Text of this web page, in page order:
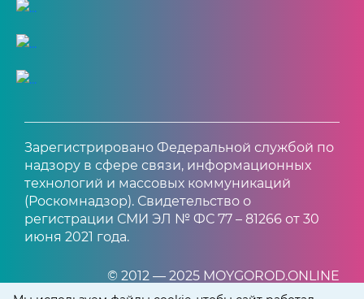
Зарегистрировано Федеральной службой по
надзору в сфере связи, информационных
технологий и массовых коммуникаций
(Роскомнадзор). Свидетельство о
регистрации СМИ ЭЛ № ФС 77 – 81266 от 30
июня 2021 года.
© 2012 — 2025 MOYGOROD.ONLINE